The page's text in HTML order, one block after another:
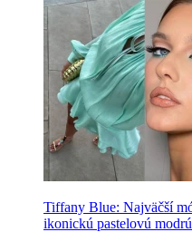
Tiffany Blue: Najväčší
ikonickú pastelovú